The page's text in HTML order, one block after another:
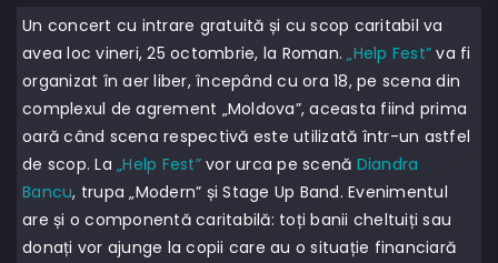
Un concert cu intrare gratuită și cu scop caritabil va
avea loc vineri, 25 octombrie, la Roman.„Help Fest” va fi
organizat în aer liber, începând cu ora 18, pe scena din
complexul de agrement „Moldova”, aceasta fiind prima
oară când scena respectivă este utilizată într-un astfel
de scop. La „Help Fest”vor urca pe scenă Diandra
Bancu, trupa „Modern” și Stage Up Band. Evenimentul
are și o componentă caritabilă: toți banii cheltuiți sau
donați vor ajunge la copii care au o situație financiară